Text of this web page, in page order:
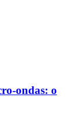
ondas: o